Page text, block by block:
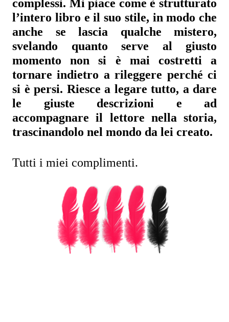
complessi. Mi piace come è strutturato
l’intero libro e il suo stile, in modo che
anche se lascia qualche mistero,
svelando quanto serve al giusto
momento non si è mai costretti a
tornare indietro a rileggere perché ci
si è persi. Riesce a legare tutto, a dare
le giuste descrizioni e ad
accompagnare il lettore nella storia,
trascinandolo nel mondo da lei creato.
Tutti i miei complimenti.